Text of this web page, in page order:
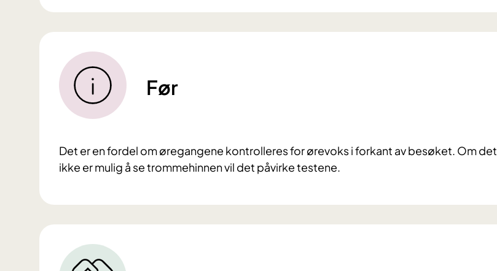
Før
Det er en fordel om øregangene kontrolleres for ørevoks i forkant av besøket. Om det
ikke er mulig å se trommehinnen vil det påvirke testene.